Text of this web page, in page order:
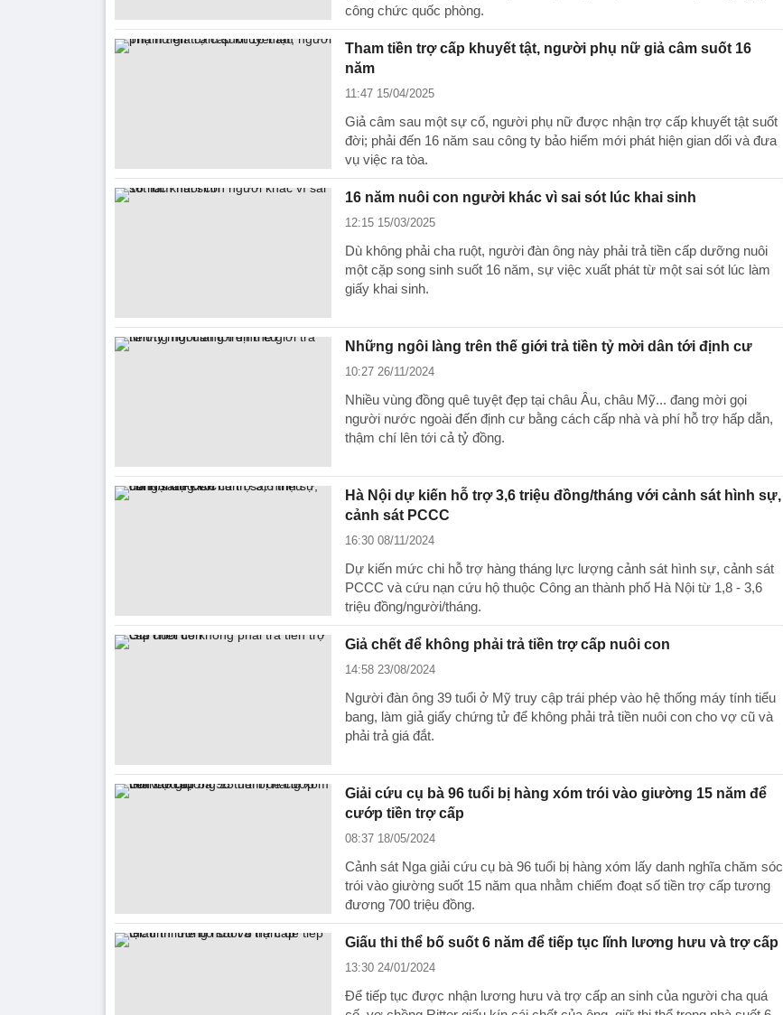
công chức quốc phòng.
Tham tiền trợ cấp khuyết tật, người phụ nữ giả câm suốt 16
năm
11:47 15/04/2025
Giả câm sau một sự cố, người phụ nữ được nhận trợ cấp khuyết tật suốt
đời; phải đến 16 năm sau công ty bảo hiểm mới phát hiện gian dối và đưa
vụ việc ra tòa.
16 năm nuôi con người khác vì sai sót lúc khai sinh
12:15 15/03/2025
Dù không phải cha ruột, người đàn ông này phải trả tiền cấp dưỡng nuôi
một cặp song sinh suốt 16 năm, sự việc xuất phát từ một sai sót lúc làm
giấy khai sinh.
Những ngôi làng trên thế giới trả tiền tỷ mời dân tới định cư
10:27 26/11/2024
Nhiều vùng đồng quê tuyệt đẹp tại châu Âu, châu Mỹ... đang mời gọi
người nước ngoài đến định cư bằng cách cấp nhà và phí hỗ trợ hấp dẫn,
thậm chí lên tới cả tỷ đồng.
Hà Nội dự kiến hỗ trợ 3,6 triệu đồng/tháng với cảnh sát hình sự,
cảnh sát PCCC
16:30 08/11/2024
Dự kiến mức chi hỗ trợ hàng tháng lực lượng cảnh sát hình sự, cảnh sát
PCCC và cứu nạn cứu hộ thuộc Công an thành phố Hà Nội từ 1,8 - 3,6
triệu đồng/người/tháng.
Giả chết để không phải trả tiền trợ cấp nuôi con
14:58 23/08/2024
Người đàn ông 39 tuổi ở Mỹ truy cập trái phép vào hệ thống máy tính tiểu
bang, làm giả giấy chứng tử để không phải trả tiền nuôi con cho vợ cũ và
phải trả giá đắt.
Giải cứu cụ bà 96 tuổi bị hàng xóm trói vào giường 15 năm để
cướp tiền trợ cấp
08:37 18/05/2024
Cảnh sát Nga giải cứu cụ bà 96 tuổi bị hàng xóm lấy danh nghĩa chăm sóc
trói vào giường suốt 15 năm qua nhằm chiếm đoạt số tiền trợ cấp tương
đương 700 triệu đồng.
Giấu thi thể bố suốt 6 năm để tiếp tục lĩnh lương hưu và trợ cấp
13:30 24/01/2024
Để tiếp tục được nhận lương hưu và trợ cấp an sinh của người cha quá